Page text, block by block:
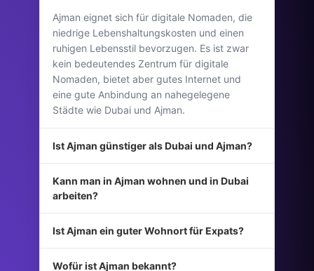
Ajman eignet sich für digitale Nomaden, die
niedrige Lebenshaltungskosten und einen
ruhigen Lebensstil bevorzugen. Es ist zwar
kein bedeutendes Zentrum für digitale
Nomaden, bietet aber gutes Internet und
eine gute Anbindung an nahegelegene
Städte wie Dubai und Ajman.
Ist Ajman günstiger als Dubai und Ajman?
Kann man in Ajman wohnen und in Dubai
arbeiten?
Ist Ajman ein guter Wohnort für Expats?
Wofür ist Ajman bekannt?